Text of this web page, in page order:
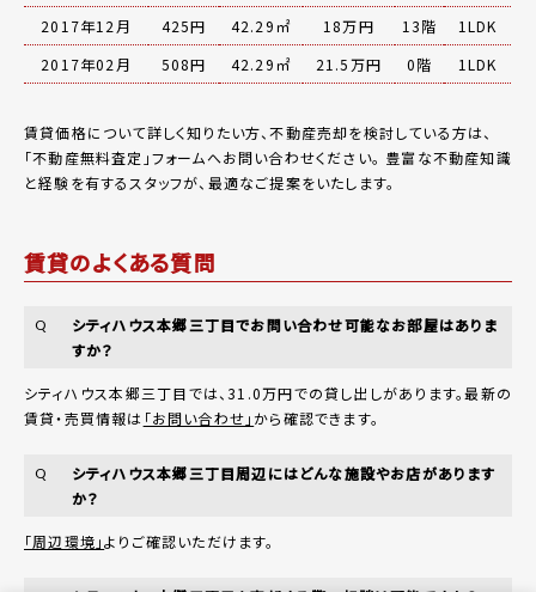
2017年12月
425円 42.29㎡ 18万円 13階
1LDK
2017年02月
508円 42.29㎡ 21.5万円 0階 1LDK
賃貸価格について詳しく知りたい方、不動産売却を検討している方は、
「不動産無料査定 」フォームへお問い合わせください。 豊富な不動産知識
と経験を有するスタッフが、最適なご提案をいたします。
賃貸のよくある質問
Q
シティハウス本郷三丁目でお問い合わせ可能なお部屋はありま
すか？
シティハウス本郷三丁目では、31.0万円での貸し出しがあります。最新の
賃貸・売買情報は 「お問い合わせ」 から確認できます。
Q
シティハウス本郷三丁目周辺にはどんな施設やお店があります
か？
「周辺環境」よりご確認いただけます。